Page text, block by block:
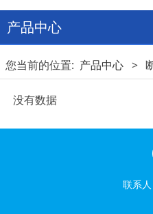
产品中心
您当前的位置: 产品中心 >
没有数据
联系